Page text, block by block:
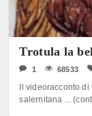
Trotula la
1 68533
Il videoracconto
salernitana ...